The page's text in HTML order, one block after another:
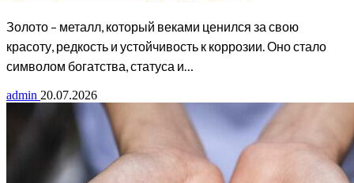
Золото – металл, который веками ценился за свою
красоту, редкость и устойчивость к коррозии. Оно стало
символом богатства, статуса и…
admin 20.07.2026